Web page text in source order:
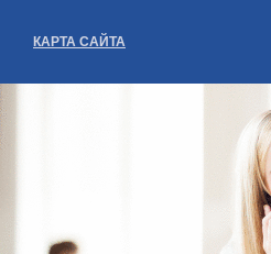
КАРТА САЙТА